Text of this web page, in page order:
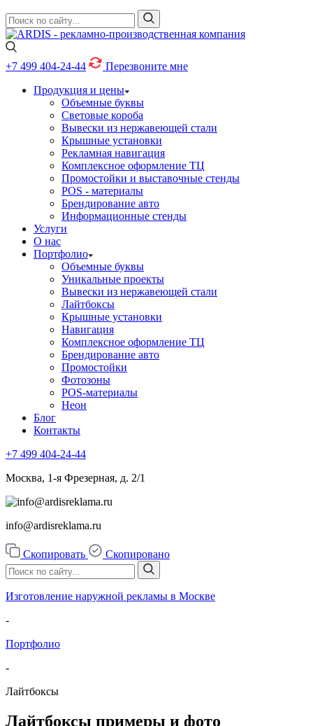
+7 499 404-24-44
Перезвоните мне
Продукция и цены
Объемные буквы
Световые короба
Вывески из нержавеющей стали
Крышные установки
Рекламная навигация
Комплексное оформление ТЦ
Промостойки и выставочные стенды
POS - материалы
Брендирование авто
Информационные стенды
Услуги
О нас
Портфолио
Объемные буквы
Уникальные проекты
Вывески из нержавеющей стали
Лайтбоксы
Крышные установки
Навигация
Комплексное оформление ТЦ
Брендирование авто
Промостойки
Фотозоны
POS-материалы
Неон
Блог
Контакты
+7 499 404-24-44
Москва, 1-я Фрезерная, д. 2/1
info@ardisreklama.ru
Скопировать Скопировано
Изготовление наружной рекламы в Москве
-
Портфолио
-
Лайтбоксы
Лайтбоксы примеры и фото